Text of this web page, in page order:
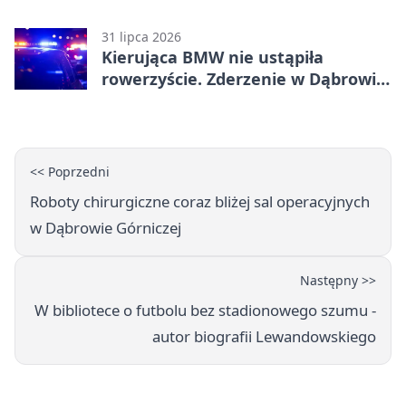
31 lipca 2026
Kierująca BMW nie ustąpiła
rowerzyście. Zderzenie w Dąbrowie
<< Poprzedni
Roboty chirurgiczne coraz bliżej sal operacyjnych
w Dąbrowie Górniczej
Następny >>
W bibliotece o futbolu bez stadionowego szumu -
autor biografii Lewandowskiego